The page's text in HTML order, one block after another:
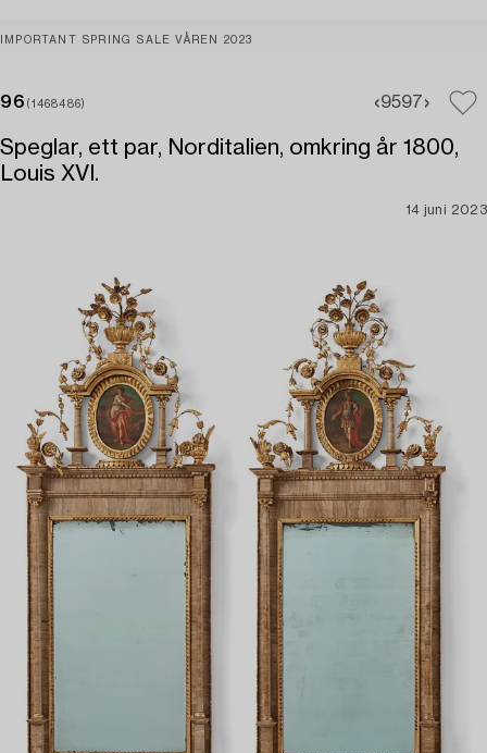
IMPORTANT SPRING SALE VÅREN 2023
96 (1468486) 9597
Speglar, ett par, Norditalien, omkring år 1800,
Louis XVI.
14 juni 2023